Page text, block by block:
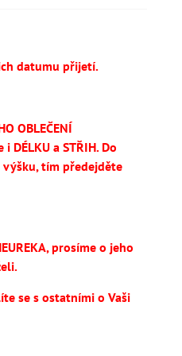
datumu přijetí.
OBLEČENÍ
i DÉLKU a STŘIH. Do
výšku, tím předejděte
prosíme o jeho
se s ostatními o Vaši